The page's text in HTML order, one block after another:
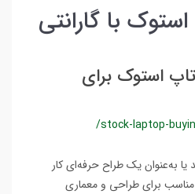
با گارانتی
استوک برای
/stock-laptop-
به‌عنوان یک طراح حرفه‌ای کار
برای طراحی و معماری